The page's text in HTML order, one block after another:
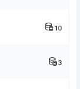
10
3